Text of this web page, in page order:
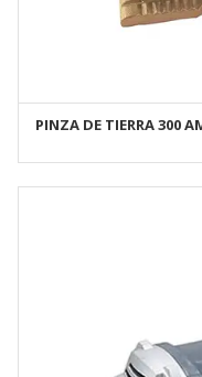
PINZA DE TIERRA 300